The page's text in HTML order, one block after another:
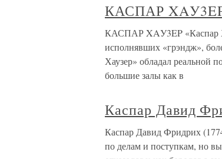
КАСПАР
КАСПАР XAУ3EP «Каспар
исполнявших «грэндж»,
Хаузер» обладал реальной
большие залы как в
Каспар Давид
Каспар Давид Фридрих
по делам и поступкам, но